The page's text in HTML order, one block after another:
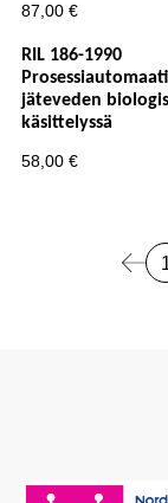
87,00 €
RIL 186-1990
jäteveden
käsittelyssä
58,00 €